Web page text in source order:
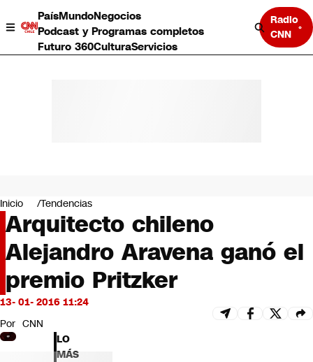
PaísMundoNegocios
Podcast y Programas completos
Futuro 360CulturaServicios
Radio
CNN
Negocios
Deportes
Programas completos
Cultura
Servicios
Bits
CNN tiempo
Futuro 360
Opinión
Inicio Tendencias
Arquitecto chileno
Alejandro Aravena ganó el
premio Pritzker
13- 01- 2016 11:24
Por CNN
LO
MÁS